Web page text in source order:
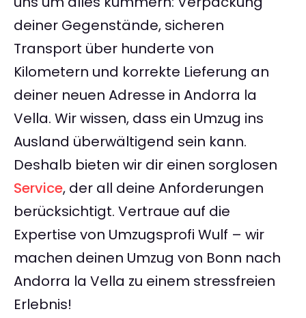
deiner Gegenstände, sicheren
Transport über hunderte von
Kilometern und korrekte Lieferung an
deiner neuen Adresse in Andorra la
Vella. Wir wissen, dass ein Umzug ins
Ausland überwältigend sein kann.
Deshalb bieten wir dir einen sorglosen
Service, der all deine Anforderungen
berücksichtigt. Vertraue auf die
Expertise von Umzugsprofi Wulf – wir
machen deinen Umzug von Bonn nach
Andorra la Vella zu einem stressfreien
Erlebnis!